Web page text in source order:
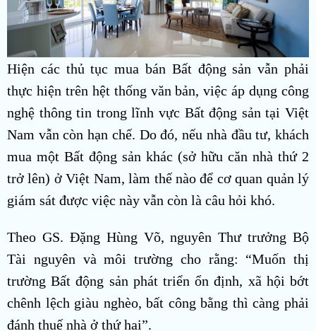
Hiện các thủ tục mua bán Bất động sản vẫn phải
thực hiện trên hệt thống văn bản, việc áp dụng công
nghệ thông tin trong lĩnh vực Bất động sản tại Việt
Nam vẫn còn hạn chế. Do đó, nếu nhà đầu tư, khách
mua một Bất động sản khác (sở hữu căn nhà thứ 2
trở lên) ở Việt Nam, làm thế nào để cơ quan quản lý
giám sát được việc này vẫn còn là câu hỏi khó.
Theo GS. Đặng Hùng Võ, nguyên Thư trưởng Bộ
Tài nguyên và môi trường cho rằng: “Muốn thị
trường Bất động sản phát triển ổn định, xã hội bớt
chênh lệch giàu nghèo, bất công bằng thì càng phải
đánh thuế nhà ở thứ hai”.